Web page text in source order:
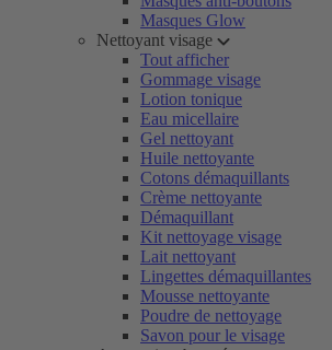
Masques Glow
Nettoyant visage
Tout afficher
Gommage visage
Lotion tonique
Eau micellaire
Gel nettoyant
Huile nettoyante
Cotons démaquillants
Crème nettoyante
Démaquillant
Kit nettoyage visage
Lait nettoyant
Lingettes démaquillantes
Mousse nettoyante
Poudre de nettoyage
Savon pour le visage